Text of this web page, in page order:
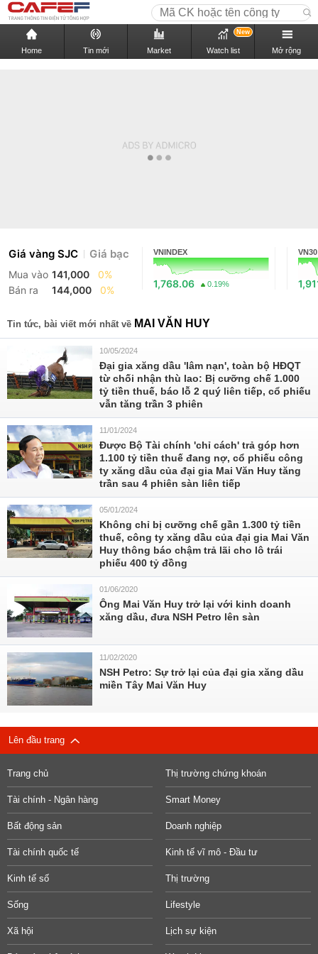
Home Tin mới Market Watch list
New
Mở rộng
Giá vàng SJC Giá bạc
Mua vào 141,000
0%
Bán ra
144,000 0%
VNINDEX
1,768.06 0.19%
VN30
Tin tức, bài viết mới nhất về MAI VĂN HUY
10/05/2024
Đại gia xăng dầu 'lâm nạn', toàn bộ HĐQT
từ chối nhận thù lao: Bị cưỡng chế 1.000
tỷ tiền thuế, báo lỗ 2 quý liên tiếp, cổ phiếu
vẫn tăng trần 3 phiên
11/01/2024
Được Bộ Tài chính 'chỉ cách' trả góp hơn
1.100 tỷ tiền thuế đang nợ, cổ phiếu công
ty xăng dầu của đại gia Mai Văn Huy tăng
trần sau 4 phiên sàn liên tiếp
05/01/2024
Không chỉ bị cưỡng chế gần 1.300 tỷ tiền
thuế, công ty xăng dầu của đại gia Mai Văn
Huy thông báo chậm trả lãi cho lô trái
phiếu 400 tỷ đồng
01/06/2020
Ông Mai Văn Huy trở lại với kinh doanh
xăng dầu, đưa NSH Petro lên sàn
11/02/2020
NSH Petro: Sự trở lại của đại gia xăng dầu
miền Tây Mai Văn Huy
Lên đầu trang
Trang chủ Thị trường chứng khoán
Tài chính - Ngân hàng Smart Money
Bất động sản Doanh nghiệp
Tài chính quốc tế Kinh tế vĩ mô - Đầu tư
Kinh tế số Thị trường
Sống Lifestyle
Xã hội Lịch sự kiện